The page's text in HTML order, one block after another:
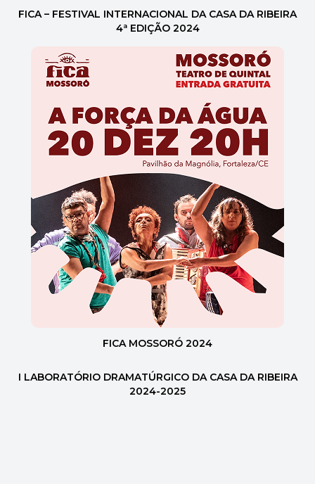
FICA – FESTIVAL INTERNACIONAL DA CASA DA RIBEIRA
4ª EDIÇÃO 2024
FICA MOSSORÓ 2024
I LABORATÓRIO DRAMATÚRGICO DA CASA DA RIBEIRA
2024-2025